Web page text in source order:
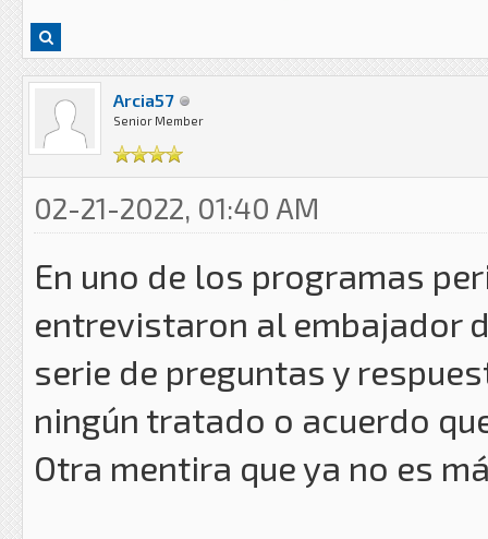
Arcia57
Senior Member
02-21-2022, 01:40 AM
En uno de los programas
entrevistaron al embajador
serie de preguntas y
ningún tratado o acuerdo
Otra mentira que ya no es